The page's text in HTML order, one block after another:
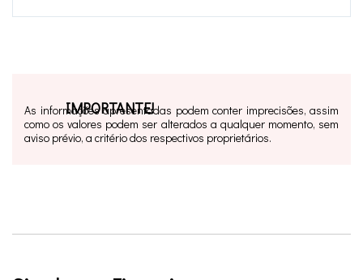
IMPORTANTE!
As informações apresentadas podem conter imprecisões, assim
como os valores podem ser alterados a qualquer momento, sem
aviso prévio, a critério dos respectivos proprietários.